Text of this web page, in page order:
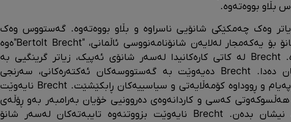
بڵاو بووەتەوە.
وەک چەمکێکی شانۆیی ناسراوە و بڵاو بووەتەوە. گەستووس وەک
زاراوەیەکی شانۆ بۆ یەکەمجار لەلایەن شانۆنامەنووسی ئاڵمانی، "Bertolt Brecht"ەوە
بەکار هاتووە. Brecht لە کاتی کارەکانیدا لەسەر شانۆی ئەپیک، زیاتر گرینگیی بە
گەستووسەکان دەدا. Brecht دەیەوێت بە گەستووسەکان ئەکتەرەکانی، سەرنجی
بزووتنەوە و پەیام و ڕووداوە کۆمەڵایەتی و سیاسییەکان ڕابکێشێت. Brecht نایەوێت
هەڵسوکەوتی کەسی و کاردانەوەی دەروونیی خۆیان بەرامبەر بەو ڕۆڵەی
کە دەیگێڕن، نیشان بدەن. Brecht نایەوێت بزووتنەوە تایبەتەکان لەسەر شانۆ